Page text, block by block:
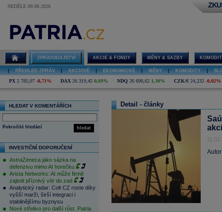
NEDĚLE 09.08.2026
ZPRAVODAJSTVÍ AKCIE & FONDY MĚNY & SAZBY
PŘEHLED ZPRÁV AKCIOVÉ EKONOMICKÉ MĚNY KOMODITY
PX 2 785,07 -0,71% DAX 26 319,45 0,69% NDQ 26 690,62 1,30% CZK/€ 24,232 -0,02%
HLEDAT V KOMENTÁŘÍCH
hledat
Pokročilé hledání
INVESTIČNÍ DOPORUČENÍ
AstraZeneca jako sázka na
defenzivu mimo AI horečku
Arista Networks: AI může firmě
zajistit příznivý vítr do zad
Analytický radar: Colt CZ roste díky
vyšší marži, širší integraci i
stabilnějšímu byznysu
Nové střelivo pro další růst. Patria
Detail - články